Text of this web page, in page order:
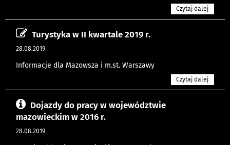
Czytaj dalej
Turystyka w II kwartale 2019 r.
28.08.2019
Informacje dla Mazowsza i m.st. Warszawy
Czytaj dalej
Dojazdy do pracy w województwie
mazowieckim w 2016 r.
28.08.2019